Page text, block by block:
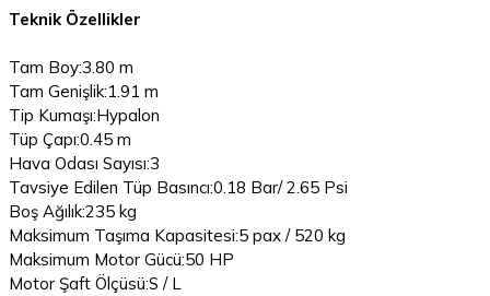
Teknik Özellikler
Tam Boy:3.80 m
Tam Genişlik:1.91 m
Tip Kumaşı:Hypalon
Tüp Çapı:0.45 m
Hava Odası Sayısı:3
Tavsiye Edilen Tüp Basıncı:0.18 Bar/ 2.65 Psi
Boş Ağılık:235 kg
Maksimum Taşıma Kapasitesi:5 pax / 520 kg
Maksimum Motor Gücü:50 HP
Motor Şaft Ölçüsü:S / L